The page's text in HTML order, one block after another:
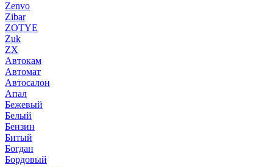
Zenvo
Zibar
ZOTYE
Zuk
ZX
Автокам
Автомат
Автосалон
Апал
Бежевый
Белый
Бензин
Битый
Богдан
Бордовый